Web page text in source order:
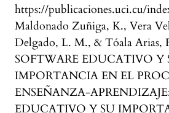
https://publicaciones.uci.cu/
Maldonado Zuñiga, K., Vera
Delgado, L. M., & Tóala Arias,
SOFTWARE EDUCATIVO Y
IMPORTANCIA EN EL
ENSEÑANZA-
EDUCATIVO Y SU